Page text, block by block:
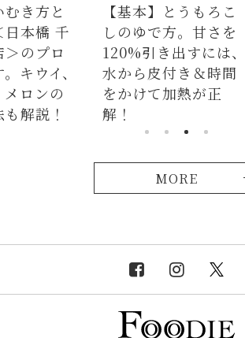
き方と
本橋 千
のプロ
キウイ、
ロンの
解説！
【基本】とうもろこ
しのゆで方。甘さを
120%引き出すには、
水から皮付き＆時間
をかけて加熱が正
解！
MORE